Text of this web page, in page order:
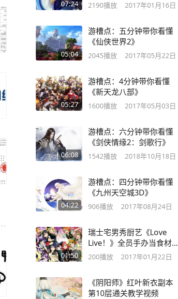
07:24 2190播放 2017年01月16日
05:04
游槽点：五分钟带你看懂
《仙侠世界2》
2045播放 2017年05月22日
05:27
游槽点：4分钟带你看懂
《新天龙八部》
1600播放 2017年05月03日
06:08
游槽点：六分钟带你看懂
《剑侠情缘2：剑歌行》
1542播放 2018年10月18日
04:22
游槽点：四分钟带你看懂
《九州天空城3D》
906播放 2017年08月24日
01:50
瑞士宅男秀厨艺《Love
Live！》全员手办当食材下
锅
200播放 2017年01月22日
《阴阳师》红叶新衣副本
第10层通关教学视频